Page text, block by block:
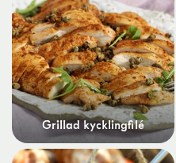
Grillad kycklingfilé